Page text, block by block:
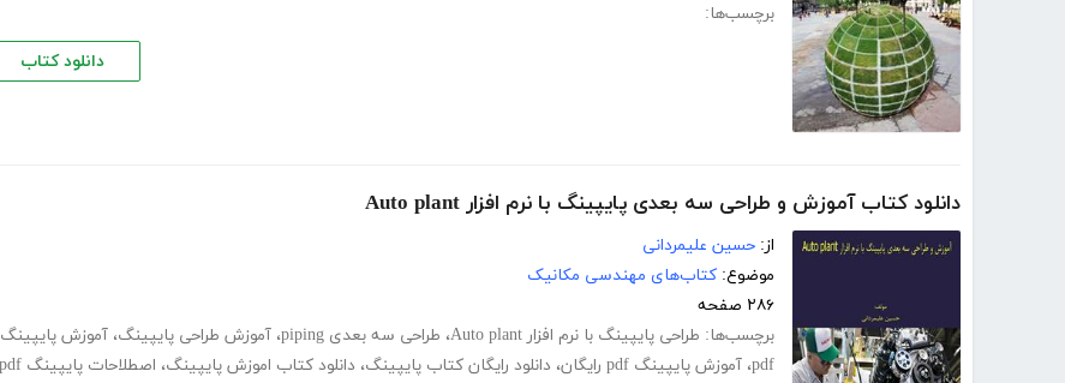
برچسب‌ها:
دانلود کتاب
دانلود کتاب آموزش و طراحی سه بعدی پایپینگ با نرم افزار Auto plant
از: حسین علیمردانی
موضوع: کتاب‌های مهندسی مکانیک
۲۸۶ صفحه
برچسب‌ها: طراحی پایپینگ با نرم افزار Auto plant ، طراحی سه بعدی piping ، آموزش طراحی پایپینگ، آموزش پایپینگ
pdf، آموزش پایپینگ pdf رایگان ، دانلود رایگان کتاب پایپینگ، دانلود کتاب اموزش پایپینگ، اصطلاحات پایپینگ pdf